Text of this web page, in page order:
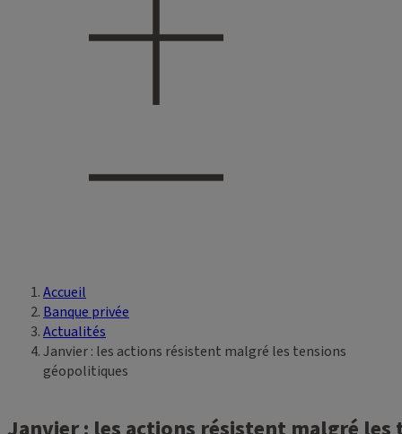
Vous êtes ici
Accueil
Banque privée
Actualités
Janvier : les actions résistent malgré les tensions
géopolitiques